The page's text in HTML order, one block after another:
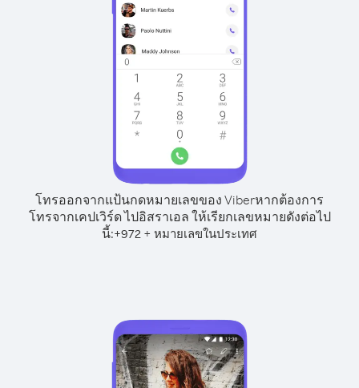
โทรออกจากแป้นกดหมายเลขของ Viberหากต้องการ
โทรจากเคปเวิร์ด ไปอิสราเอล ให้เรียกเลขหมายดังต่อไป
นี้:+972 + หมายเลขในประเทศ